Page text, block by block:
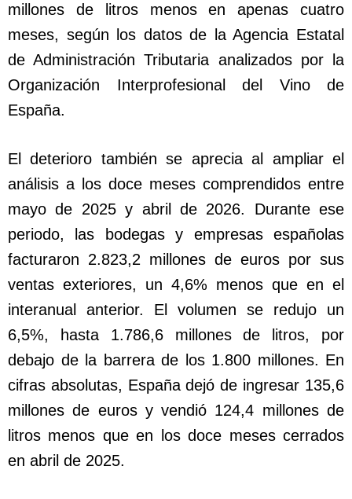
millones de litros menos en apenas cuatro
meses, según los datos de la Agencia Estatal
de Administración Tributaria analizados por la
Organización Interprofesional del Vino de
España.
El deterioro también se aprecia al ampliar el
análisis a los doce meses comprendidos entre
mayo de 2025 y abril de 2026. Durante ese
periodo, las bodegas y empresas españolas
facturaron 2.823,2 millones de euros por sus
ventas exteriores, un 4,6% menos que en el
interanual anterior. El volumen se redujo un
6,5%, hasta 1.786,6 millones de litros, por
debajo de la barrera de los 1.800 millones. En
cifras absolutas, España dejó de ingresar 135,6
millones de euros y vendió 124,4 millones de
litros menos que en los doce meses cerrados
en abril de 2025.